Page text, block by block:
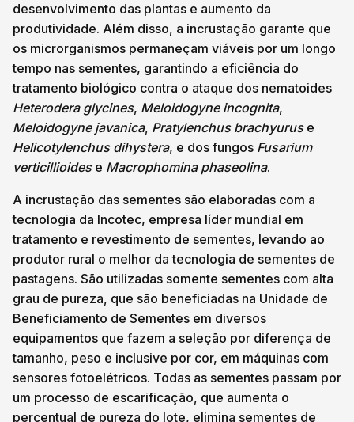
desenvolvimento das plantas e aumento da
produtividade. Além disso, a incrustação garante que
os microrganismos permaneçam viáveis por um longo
tempo nas sementes, garantindo a eficiência do
tratamento biológico contra o ataque dos nematoides
Heterodera glycines, Meloidogyne incognita,
Meloidogyne javanica, Pratylenchus brachyuruse
Helicotylenchus dihystera, e dos fungos Fusarium
verticillioidese Macrophomina phaseolina.
A incrustação das sementes são elaboradas com a
tecnologia da Incotec, empresa líder mundial em
tratamento e revestimento de sementes, levando ao
produtor rural o melhor da tecnologia de sementes de
pastagens. São utilizadas somente sementes com alta
grau de pureza, que são beneficiadas na Unidade de
Beneficiamento de Sementes em diversos
equipamentos que fazem a seleção por diferença de
tamanho, peso e inclusive por cor, em máquinas com
sensores fotoelétricos. Todas as sementes passam por
um processo de escarificação, que aumenta o
percentual de pureza do lote, elimina sementes de